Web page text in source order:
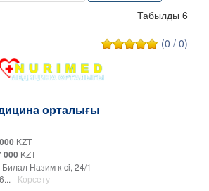
Табылды 6
(0 / 0)
орталығы
KZT
000 KZT
Назим к-ci, 24/1
- Көрсету